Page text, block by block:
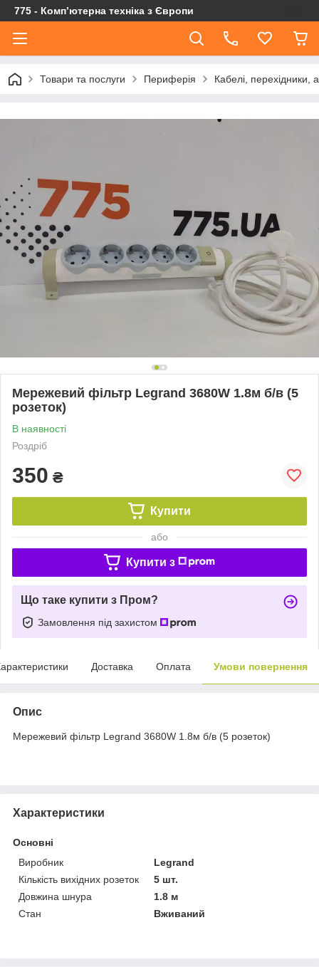
775 - Компʼютерна техніка з Європи
Товари та послуги Периферія Кабелі, перехідники,
Мережевий фільтр Legrand 3680W 1.8м б/в (5
розеток)
В наявності
Роздріб
350 ₴
Купити
або
Купити з
Що таке купити з Пром?
Замовлення під захистом
Доставка Оплата Умови повернення
Опис
Мережевий фільтр Legrand 3680W 1.8м б/в (5 розеток)
Характеристики
Основні
Виробник
Legrand
Кількість вихідних розеток
5 шт.
Довжина шнура
1.8 м
Стан
Вживаний